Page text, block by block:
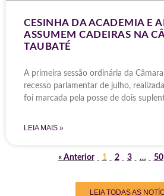
CESINHA DA ACADEMIA E
ASSUMEM CADEIRAS NA
TAUBATÉ
A primeira sessão ordinária da
recesso parlamentar de julho,
foi marcada pela posse de dois
LEIA MAIS »
« Anterior 1 2 3 … 50
LEIA TODAS AS